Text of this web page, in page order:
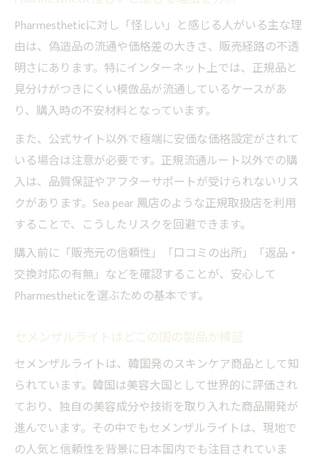
Pharmestheticに対し「怪しい」と感じる人がいる主な理
由は、偽造品の流通や価格差の大きさ、販売経路の不透
明さにあります。特にインターネット上では、正規品と
見分けがつきにくい模倣品が流通しているケースがあ
り、購入時の不安材料となっています。
また、公式サイト以外で極端に安価な価格設定がされて
いる場合は注意が必要です。正規流通ルート以外での購
入は、品質保証やアフターサポートが受けられないリス
クがあります。Sea pear 鳳店のような正規取扱店を利用
することで、こうしたリスクを回避できます。
購入前に「販売元の信頼性」「口コミの出所」「返品・
交換対応の有無」などを確認することが、安心して
Pharmestheticを選ぶための基本です。
セメンザルライトはどこの国の製品か検証
セメンザルライトは、韓国発のスキンケア商品として知
られています。韓国は美容大国として世界的に評価され
ており、独自の美容成分や技術を取り入れた商品開発が
進んでいます。その中でもセメンザルライトは、現地で
の人気と信頼性を背景に日本国内でも注目されていま